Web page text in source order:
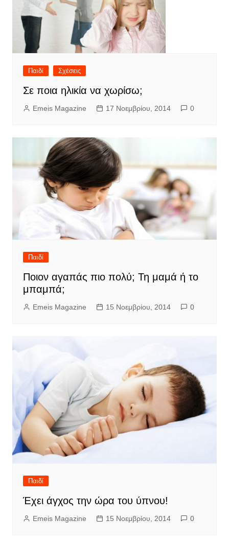
Παιδί Σχέσεις
Σε ποια ηλικία να χωρίσω;
Emeis Magazine 17 Νοεμβρίου, 2014 0
Παιδί
Ποιον αγαπάς πιο πολύ; Τη μαμά ή το
μπαμπά;
Emeis Magazine 15 Νοεμβρίου, 2014 0
Παιδί
Έχει άγχος την ώρα του ύπνου!
Emeis Magazine 15 Νοεμβρίου, 2014 0